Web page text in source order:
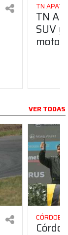
TN APAT
TN
SUV
VER TODAS